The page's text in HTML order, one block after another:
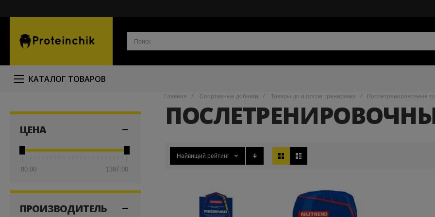
КАТАЛОГ ТОВАРОВ
Главная Спортивные добавки Товары до и после тренировки Послетренировочные
Найвищий рейтинг
ЦЕНА
80.00 1397.00
ПРОИЗВОДИТЕЛЬ